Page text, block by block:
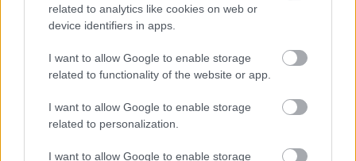
related to analytics like cookies on web or
device identifiers in apps.
I want to allow Google to enable storage
related to functionality of the website or app.
I want to allow Google to enable storage
related to personalization.
I want to allow Google to enable storage
FRED ÜZENETE ANDREY
SANTOSNAK